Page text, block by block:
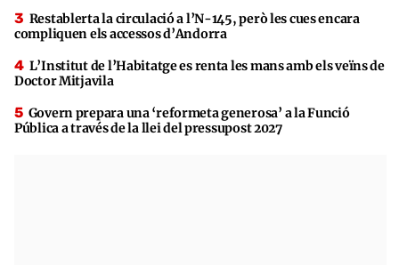
Restablerta la circulació a l’N-145, però les cues encara
compliquen els accessos d’Andorra
L’Institut de l’Habitatge es renta les mans amb els veïns de
Doctor Mitjavila
Govern prepara una ‘reformeta generosa’ a la Funció
Pública a través de la llei del pressupost 2027